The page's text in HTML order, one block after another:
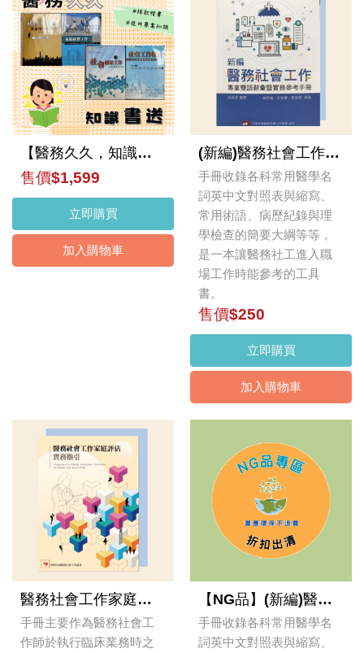
【醫務久久，知識書送】捐款贈書活動
售價$1,599
立即購買
加入購物車
(新編)醫務社會工作專業雙語詞彙暨實務參考手冊
手冊收錄各科常用醫學名
詞英中文對照表與縮寫、
常用術語、病歷紀錄與理
學檢查的簡要大綱等等，
是一本讓醫務社工進入職
場工作時能參考的工具
書。
售價$250
立即購買
加入購物車
醫務社會工作家庭評估實務指引手冊
手冊主要作為醫務社會工
作師於執行臨床業務時之
【NG品】(新編)醫務社會工作專業雙語詞彙暨實務參考手冊
手冊收錄各科常用醫學名
詞英中文對照表與縮寫、